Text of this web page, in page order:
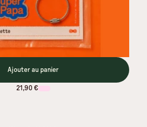
Ajouter au panier
21,90 €